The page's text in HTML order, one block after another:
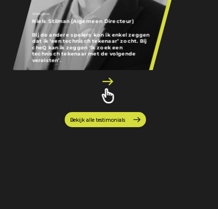
Werkgever
Niels Stilman (Algemeen Directeur)
Bij de andere spelers kon ik enkel zeggen
dat ik ‘een technisch tekenaar’ zocht. Bij
cheQ kan ik zeggen ‘ik zoek een
technisch tekenaar met de volgende
vereisten’.
Bekijk alle testimonials